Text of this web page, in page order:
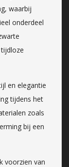
waarbij
onderdeel
en elegantie
tijdens het
zoals
bij een
voorzien van